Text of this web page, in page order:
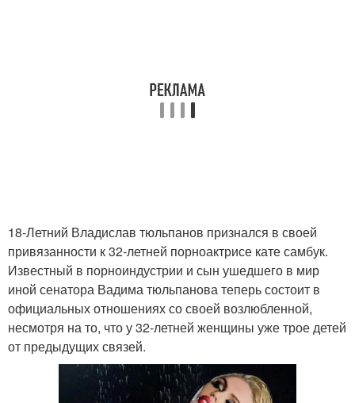
18-Летний Владислав тюльпанов признался в своей
привязанности к 32-летней порноактрисе кате самбук.
Известный в порноиндустрии и сын ушедшего в мир
иной сенатора Вадима тюльпанова теперь состоит в
официальных отношениях со своей возлюбленной,
несмотря на то, что у 32-летней женщины уже трое детей
от предыдущих связей.